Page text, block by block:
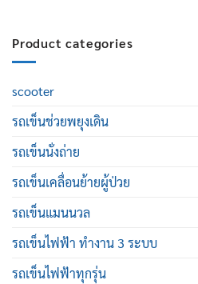
Product categories
scooter
รถเข็นช่วยพยุงเดิน
รถเข็นนั่งถ่าย
รถเข็นเคลื่อนย้ายผู้ป่วย
รถเข็นแมนนวล
รถเข็นไฟฟ้า ทำงาน 3 ระบบ
รถเข็นไฟฟ้าทุกรุ่น